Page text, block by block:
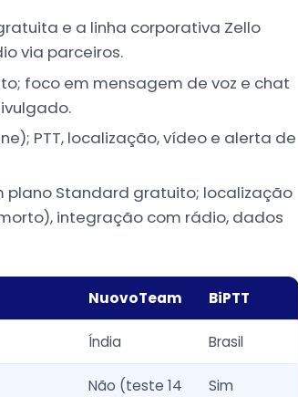
e a linha corporativa Zello
via parceiros.
foco em mensagem de voz e chat
PTT, localização, vídeo e alerta de
plano Standard gratuito; localização
integração com rádio, dados
NuovoTeam BiPTT
Índia Brasil
Não (teste 14 Sim